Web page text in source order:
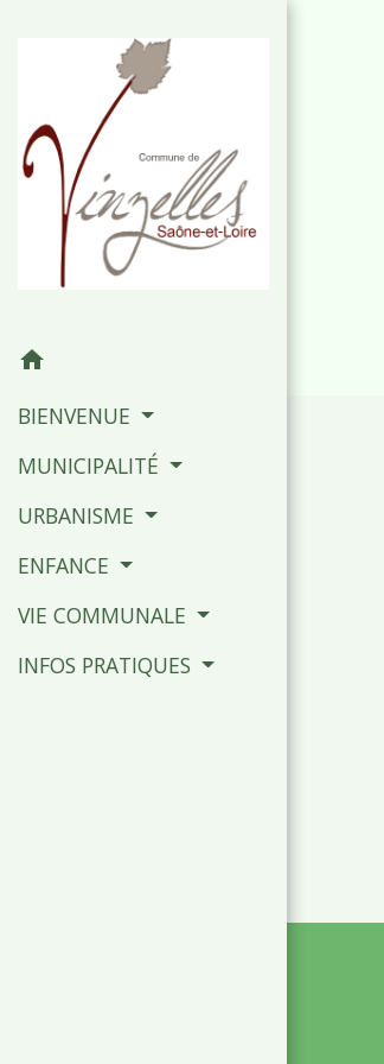
home
BIENVENUE
MUNICIPALITÉ
URBANISME
ENFANCE
VIE COMMUNALE
INFOS PRATIQUES